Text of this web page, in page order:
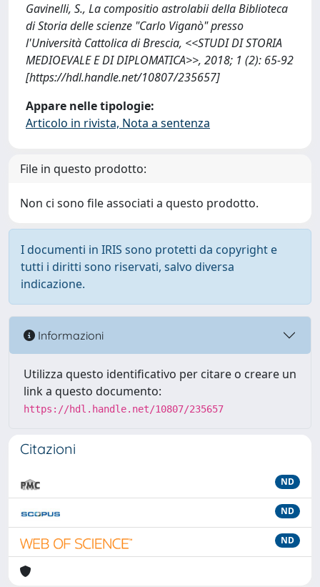
Gavinelli, S., La compositio astrolabii della Biblioteca
di Storia delle scienze "Carlo Viganò" presso
l'Università Cattolica di Brescia, <<STUDI DI STORIA
MEDIOEVALE E DI DIPLOMATICA>>, 2018; 1 (2): 65-92
[https://hdl.handle.net/10807/235657]
Appare nelle tipologie:
Articolo in rivista, Nota a sentenza
File in questo prodotto:
Non ci sono file associati a questo prodotto.
I documenti in IRIS sono protetti da copyright e
tutti i diritti sono riservati, salvo diversa
indicazione.
Informazioni
Utilizza questo identificativo per citare o creare un
link a questo documento:
https://hdl.handle.net/10807/235657
Citazioni
ND
ND
ND